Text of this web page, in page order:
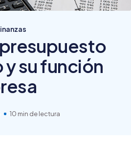
su función
10 min de lectura